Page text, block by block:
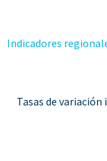
Indicadores
Tasas de